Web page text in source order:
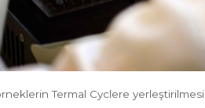
Termal Cyclere yerleştirilmesi